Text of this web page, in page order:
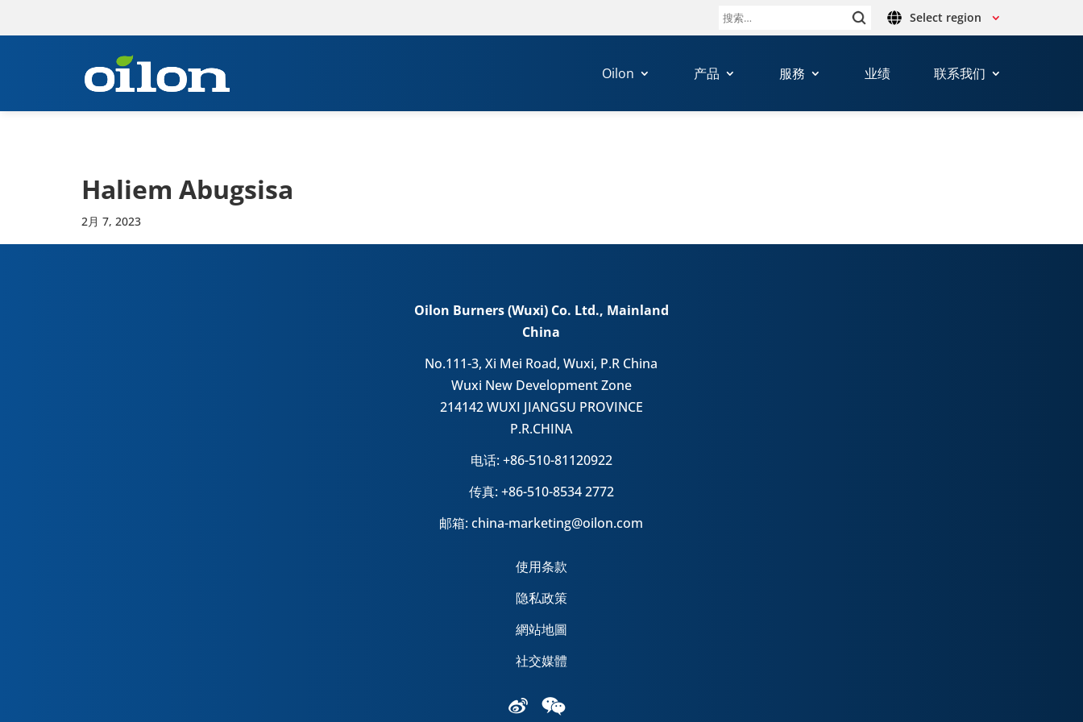
搜 Select region
Oilon 产品 服務 业绩 联系我们
Haliem Abugsisa
2月 7, 2023
Oilon Burners (Wuxi) Co. Ltd., Mainland
China
No.111-3, Xi Mei Road, Wuxi, P.R China
Wuxi New Development Zone
214142 WUXI JIANGSU PROVINCE
P.R.CHINA
电话: +86-510-81120922
传真: +86-510-8534 2772
邮箱: china-marketing@oilon.com
使用条款
隐私政策
網站地圖
社交媒體